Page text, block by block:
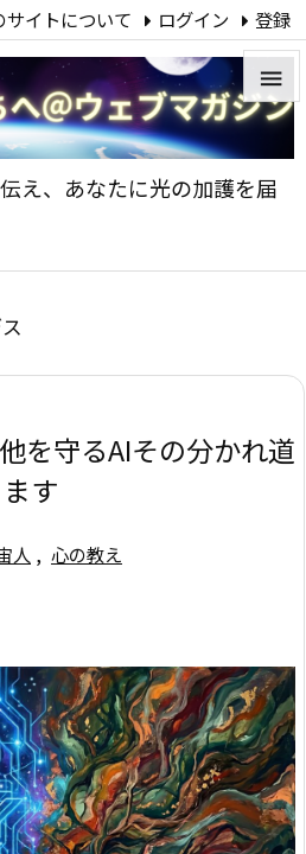
え、あなたに光の加護を届


メニ


次へ
検索
サイトについて ログイン 登録
を守るAI――その分かれ道
す
人 , 心の教え